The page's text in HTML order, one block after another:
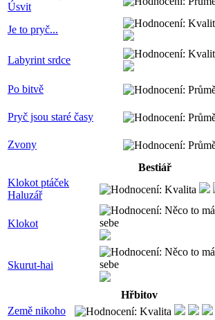
Úsvit
Je to pryč...
Labyrint srdce
Po bitvě
Pryč jsou staré časy
Zvony
Bestiář
Klokot ptáček
Haluzář
Klokot
Skurut-hai
Hřbitov
Země nikoho